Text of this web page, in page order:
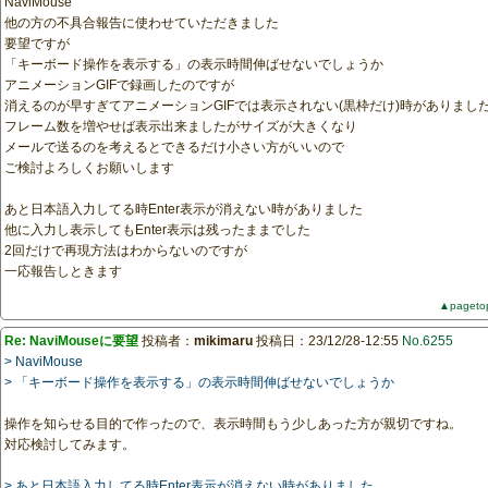
他の方の不具合報告に使わせていただきました
要望ですが
「キーボード操作を表示する」の表示時間伸ばせないでしょうか
アニメーションGIFで録画したのですが
消えるのが早すぎてアニメーションGIFでは表示されない(黒枠だけ)時がありまし
フレーム数を増やせば表示出来ましたがサイズが大きくなり
メールで送るのを考えるとできるだけ小さい方がいいので
ご検討よろしくお願いします
あと日本語入力してる時Enter表示が消えない時がありました
他に入力し表示してもEnter表示は残ったままでした
2回だけで再現方法はわからないのですが
一応報告しときます
Re: NaviMouseに要望 投稿者： mikimaru 投稿日：23/12/28-12:55 No.6255
> NaviMouse
> 「キーボード操作を表示する」の表示時間伸ばせないでしょうか
操作を知らせる目的で作ったので、表示時間もう少しあった方が親切ですね。
対応検討してみます。